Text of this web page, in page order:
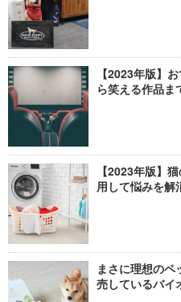
【2023年版】
ら笑える作品ま
【2023年版】
用して悩みを解
まさに理想のペ
売しているバ